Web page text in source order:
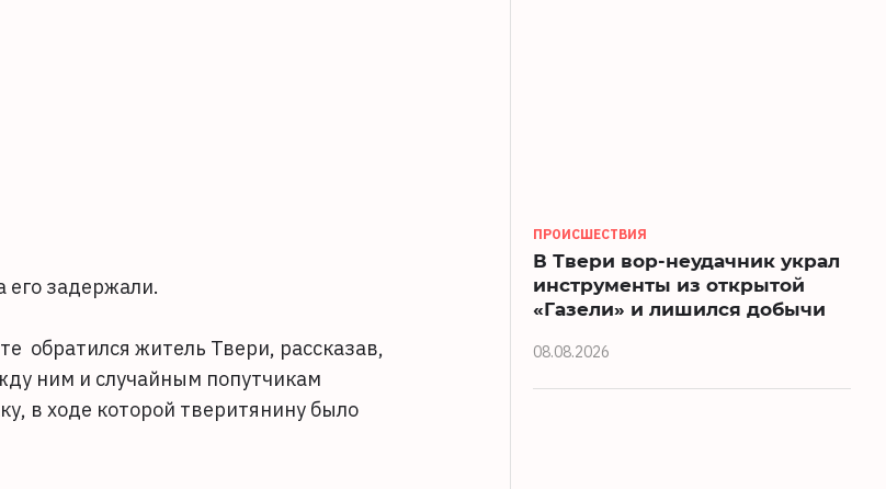
его задержали.
обратился житель Твери, рассказав,
ним и случайным попутчикам
в ходе которой тверитянину было
ПРОИСШЕСТВИЯ
В Твери вор-неудачник украл
инструменты из открытой
«Газели» и лишился добычи
08.08.2026